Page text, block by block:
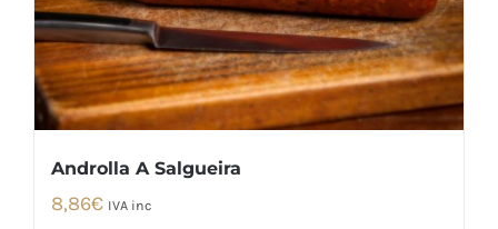
Androlla A Salgueira
8,86€ IVA inc